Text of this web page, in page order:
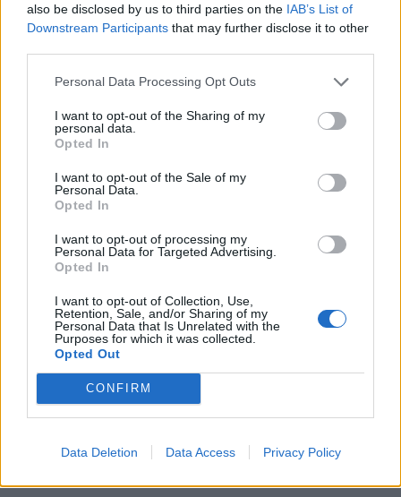
also be disclosed by us to third parties on the IAB’s List of
Downstream Participants that may further disclose it to other
Personal Data Processing Opt Outs
I want to opt-out of the Sharing of my
personal data.
Opted In
I want to opt-out of the Sale of my
Personal Data.
Opted In
I want to opt-out of processing my
Personal Data for Targeted Advertising.
Opted In
I want to opt-out of Collection, Use,
Retention, Sale, and/or Sharing of my
Personal Data that Is Unrelated with the
Purposes for which it was collected.
Opted Out
CONFIRM
Data Deletion Data Access Privacy Policy